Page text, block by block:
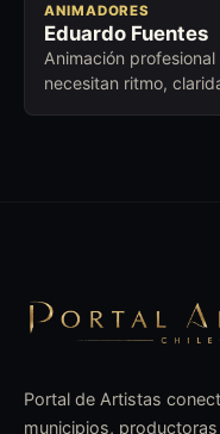
ANIMADORES
Eduardo Fuentes
Animación
necesitan ritmo,
Portal de Artistas
municipios,